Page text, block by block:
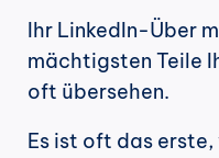
Ihr LinkedIn-Über
mächtigsten Teile
oft übersehen.
Es ist oft das